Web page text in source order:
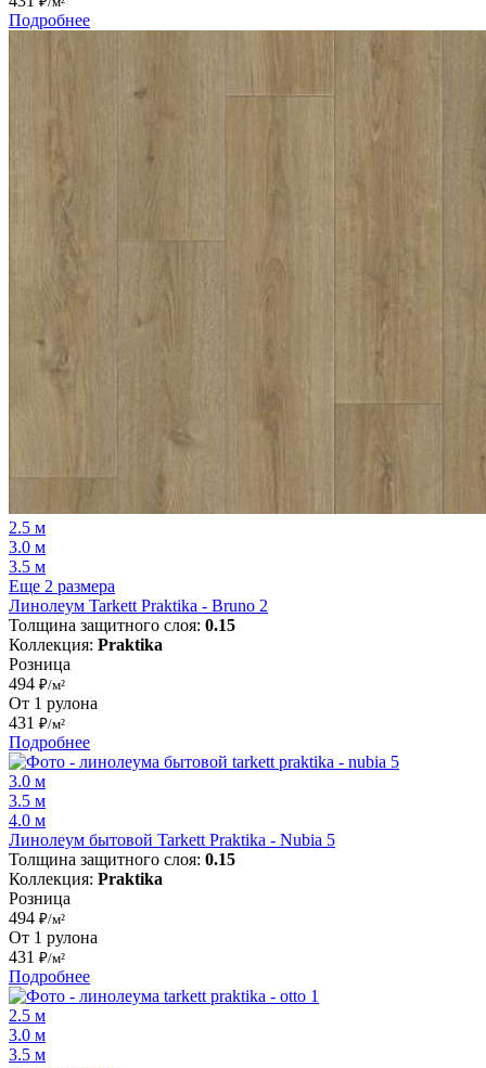
Подробнее
2.5 м
3.0 м
3.5 м
Еще 2 размера
Линолеум Tarkett Praktika - Bruno 2
Толщина защитного слоя: 0.15
Коллекция: Praktika
Розница
494 ₽/м²
От 1 рулона
431 ₽/м²
Подробнее
3.0 м
3.5 м
4.0 м
Линолеум бытовой Tarkett Praktika - Nubia 5
Толщина защитного слоя: 0.15
Коллекция: Praktika
Розница
494 ₽/м²
От 1 рулона
431 ₽/м²
Подробнее
2.5 м
3.0 м
3.5 м